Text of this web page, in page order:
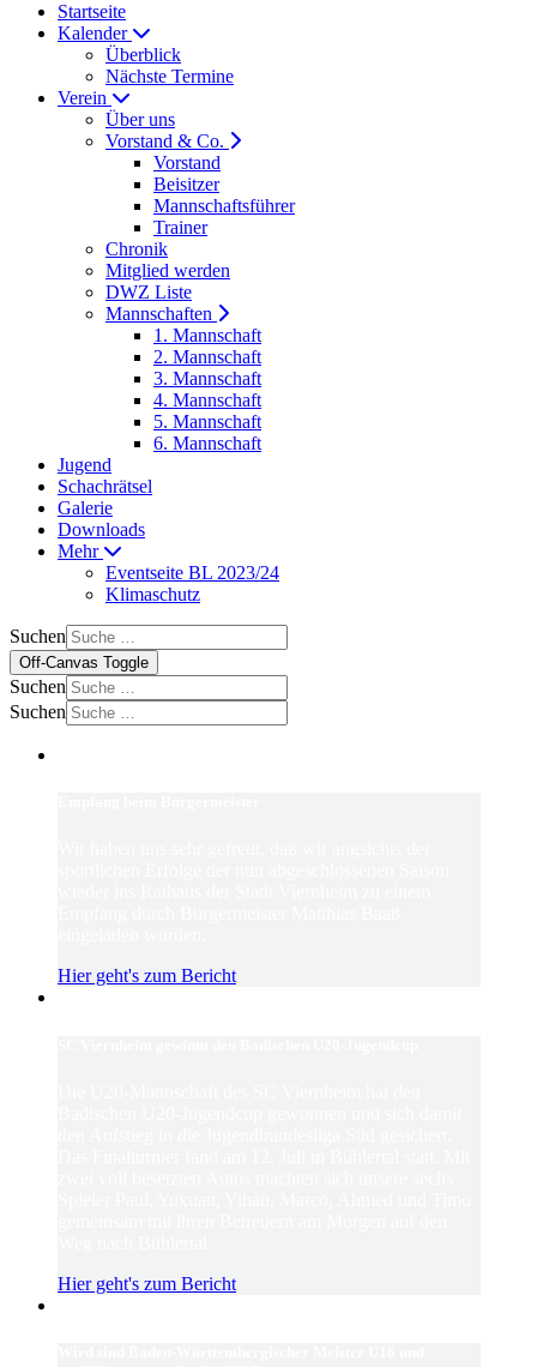
Startseite
Kalender
Überblick
Nächste Termine
Verein
Über uns
Vorstand & Co.
Vorstand
Beisitzer
Mannschaftsführer
Trainer
Chronik
Mitglied werden
DWZ Liste
Mannschaften
1. Mannschaft
2. Mannschaft
3. Mannschaft
4. Mannschaft
5. Mannschaft
6. Mannschaft
Jugend
Schachrätsel
Galerie
Downloads
Mehr
Eventseite BL 2023/24
Klimaschutz
Suchen
Off-Canvas Toggle
Suchen
Suchen
Hier geht's zum Bericht
Hier geht's zum Bericht